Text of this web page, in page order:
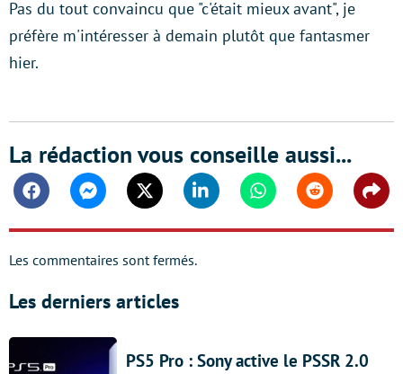
Pas du tout convaincu que "c'était mieux avant", je
préfère m'intéresser à demain plutôt que fantasmer
hier.
La rédaction vous conseille aussi...
FacebookMessengerTwitter Linkedin WhatsappReddit
Les commentaires sont fermés.
Les derniers articles
PS5 Pro : Sony active le PSSR 2.0